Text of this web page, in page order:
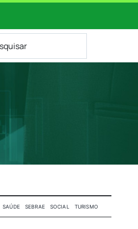
SAÚDE SEBRAE SOCIAL TURISMO